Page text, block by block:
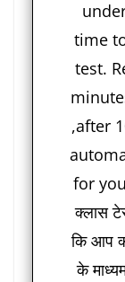
time
test.
,after
for
क्लास
कि आप
के